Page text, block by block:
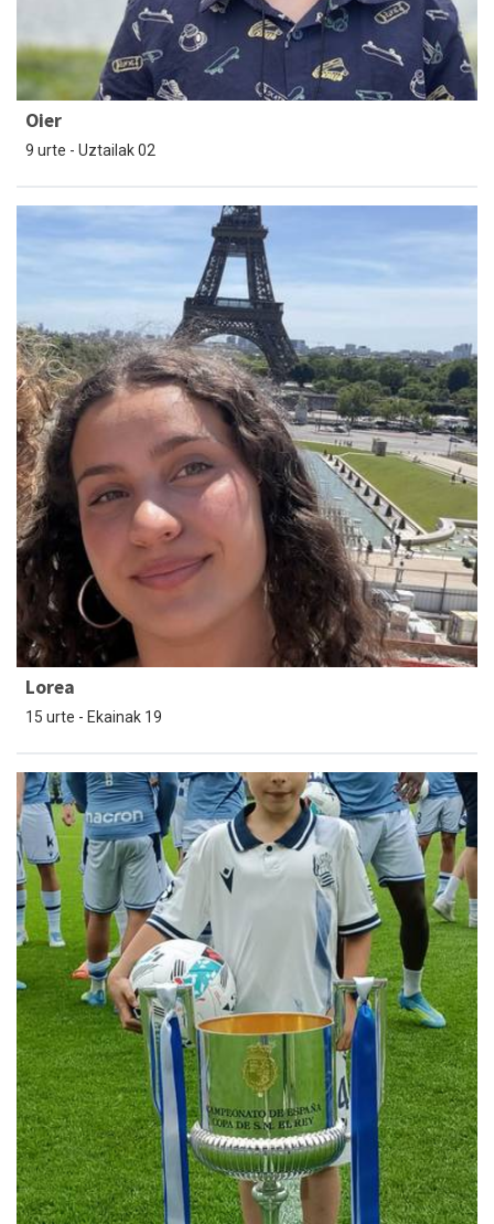
Oier
9 urte - Uztailak 02
Lorea
15 urte - Ekainak 19